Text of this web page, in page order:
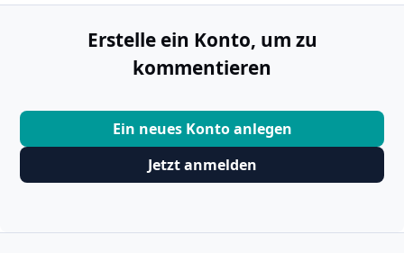
Erstelle ein Konto, um zu
kommentieren
Ein neues Konto anlegen
Jetzt anmelden